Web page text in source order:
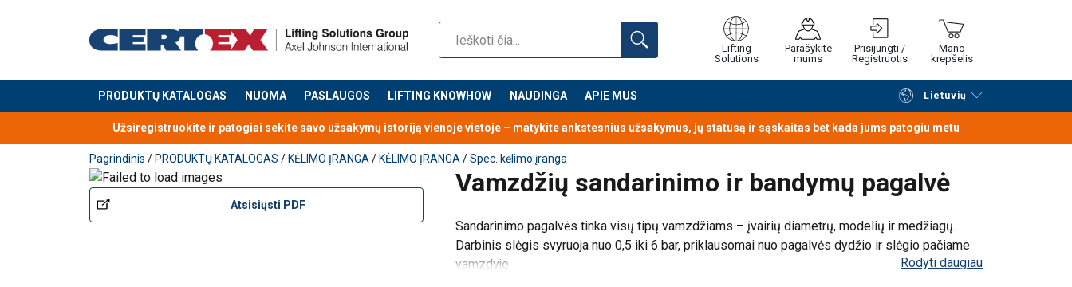
Lifting
Solutions
Parašykite
mums
Prisijungti /
Registruotis
Mano
krepšelis
PRODUKTŲ KATALOGAS NUOMA PASLAUGOS LIFTING KNOWHOW NAUDINGA APIE MUS Lietuvių
Produktas buvo pridėtas prie jūsų užklausos Tęsti naršymą Tęsti pirkimą
Užsiregistruokite ir patogiai sekite savo užsakymų istoriją vienoje vietoje – matykite ankstesnius užsakymus, jų statusą ir sąskaitas bet kada jums patogiu metu
Pagrindinis / PRODUKTŲ KATALOGAS / KĖLIMO ĮRANGA / KĖLIMO ĮRANGA /Spec. kėlimo įranga
Vamzdžių sandarinimo ir bandymų pagalvė
Atsisiųsti PDF
Sandarinimo pagalvės tinka visų tipų vamzdžiams – įvairių diametrų, modelių ir medžiagų.
Darbinis slėgis svyruoja nuo 0,5 iki 6 bar, priklausomai nuo pagalvės dydžio ir slėgio pačiame
vamzdyje.
Rodyti daugiau